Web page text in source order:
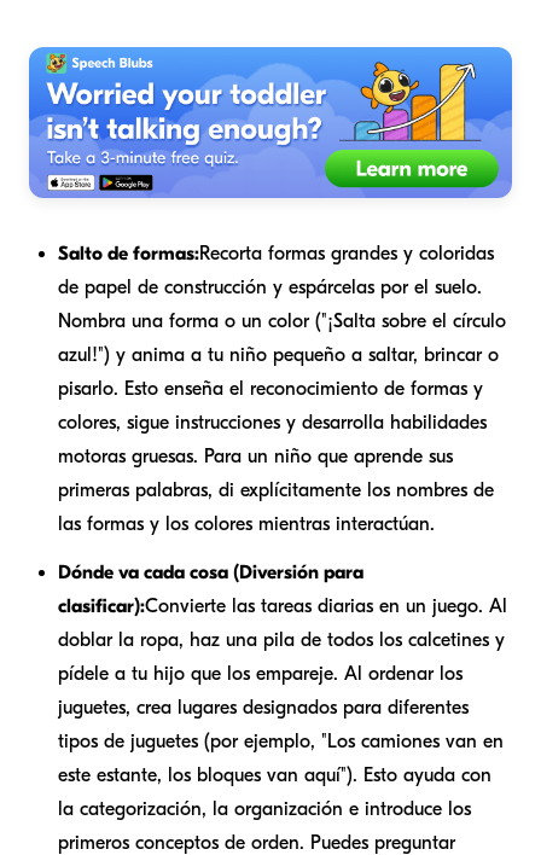
Salto de formas:Recorta formas grandes y coloridas
de papel de construcción y espárcelas por el suelo.
Nombra una forma o un color ("¡Salta sobre el círculo
azul!") y anima a tu niño pequeño a saltar, brincar o
pisarlo. Esto enseña el reconocimiento de formas y
colores, sigue instrucciones y desarrolla habilidades
motoras gruesas. Para un niño que aprende sus
primeras palabras, di explícitamente los nombres de
las formas y los colores mientras interactúan.
Dónde va cada cosa (Diversión para
clasificar):Convierte las tareas diarias en un juego. Al
doblar la ropa, haz una pila de todos los calcetines y
pídele a tu hijo que los empareje. Al ordenar los
juguetes, crea lugares designados para diferentes
tipos de juguetes (por ejemplo, "Los camiones van en
este estante, los bloques van aquí"). Esto ayuda con
la categorización, la organización e introduce los
primeros conceptos de orden. Puedes preguntar